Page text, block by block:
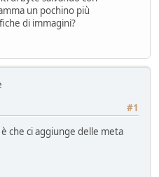
un pochino più
di immagini?
#1
che ci aggiunge delle meta